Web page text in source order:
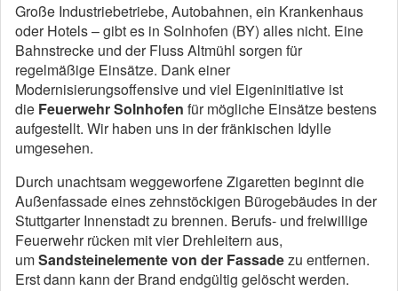
Große Industriebetriebe, Autobahnen, ein Krankenhaus
oder Hotels – gibt es in Solnhofen (BY) alles nicht. Eine
Bahnstrecke und der Fluss Altmühl sorgen für
regelmäßige Einsätze. Dank einer
Modernisierungsoffensive und viel Eigeninitiative ist
die Feuerwehr Solnhofen für mögliche Einsätze bestens
aufgestellt. Wir haben uns in der fränkischen Idylle
umgesehen.
Durch unachtsam weggeworfene Zigaretten beginnt die
Außenfassade eines zehnstöckigen Bürogebäudes in der
Stuttgarter Innenstadt zu brennen. Berufs- und freiwillige
Feuerwehr rücken mit vier Drehleitern aus,
umSandsteinelemente von der Fassadezu entfernen.
Erst dann kann der Brand endgültig gelöscht werden.